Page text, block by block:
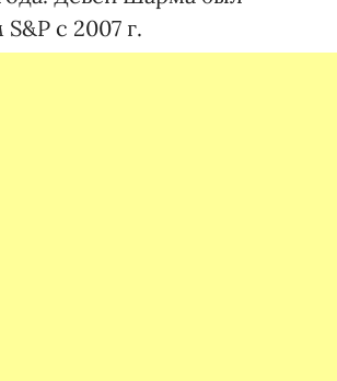
с 2007 г.